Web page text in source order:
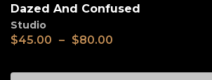
Dazed And Confused
Studio
$45.00 – $80.00